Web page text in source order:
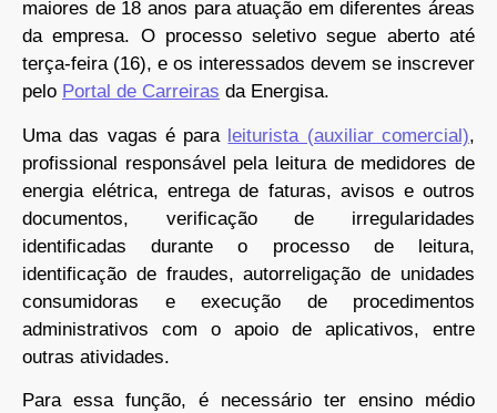
maiores de 18 anos para atuação em diferentes áreas
da empresa. O processo seletivo segue aberto até
terça-feira (16), e os interessados devem se inscrever
pelo Portal de Carreiras da Energisa.
Uma das vagas é para leiturista (auxiliar comercial),
profissional responsável pela leitura de medidores de
energia elétrica, entrega de faturas, avisos e outros
documentos, verificação de irregularidades
identificadas durante o processo de leitura,
identificação de fraudes, autorreligação de unidades
consumidoras e execução de procedimentos
administrativos com o apoio de aplicativos, entre
outras atividades.
Para essa função, é necessário ter ensino médio